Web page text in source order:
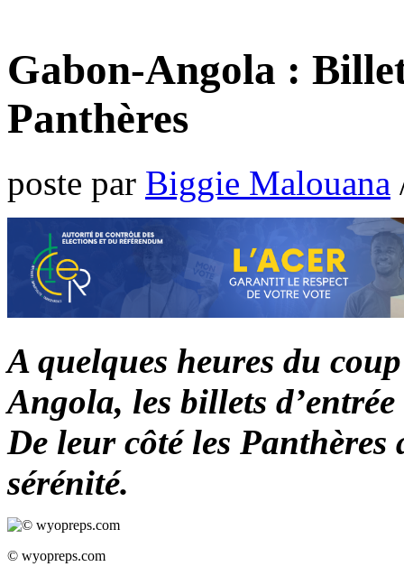
Gabon-Angola :
Panthères
poste par Biggie Malouana
A quelques heures du
Angola, les billets
De leur côté les
sérénité.
© wyopreps.com